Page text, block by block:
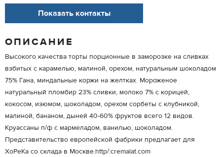
Показать контакты
ОПИСАНИЕ
Высокого качества торты порционные в заморозке на сливках
взбитых с карамелью, малиной, орехом, натуральным шоколадом
75% Гана, миндальные коржи на желтках. Мороженое
натуральный пломбир 23% сливки, молоко 7% с корицей,
кокосом, изюмом, шоколадом, орехом сорбеты с клубникой,
малиной, бананом, дыней 40-60% фруктов всего 12 видов.
Круассаны п/ф с мармеладом, ванилью, шоколадом.
Представительство европейской фабрики предлагает для
ХоРеКа со склада в Москве.http/:cremalat.com